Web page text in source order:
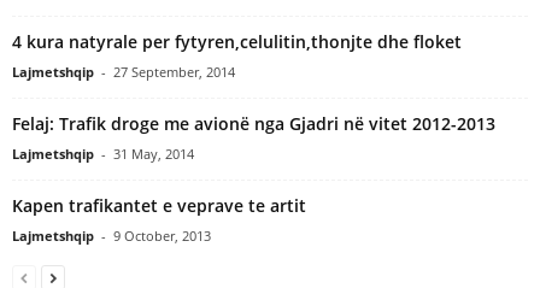
4 kura natyrale per fytyren,celulitin,thonjte dhe floket
Lajmetshqip - 27 September, 2014
Felaj: Trafik droge me avionë nga Gjadri në vitet 2012-2013
Lajmetshqip - 31 May, 2014
Kapen trafikantet e veprave te artit
Lajmetshqip - 9 October, 2013